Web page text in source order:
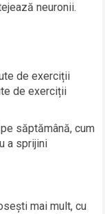
neuronii.
de exerciții
de exerciții
săptămână, cum
a sprijini
mai mult, cu